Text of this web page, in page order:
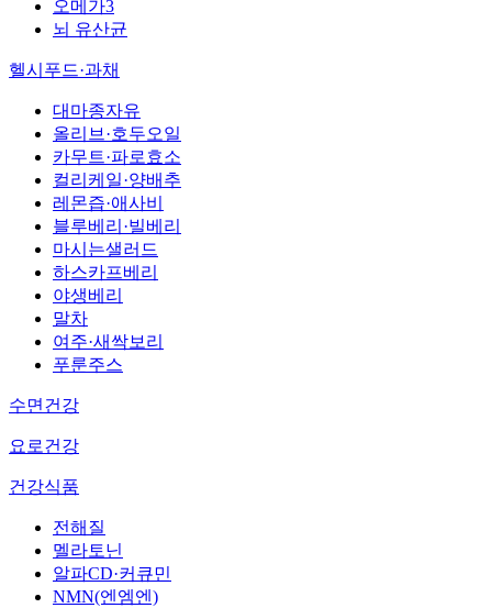
오메가3
뇌 유산균
헬시푸드·과채
대마종자유
올리브·호두오일
카무트·파로효소
컬리케일·양배추
레몬즙·애사비
블루베리·빌베리
마시는샐러드
하스카프베리
야생베리
말차
여주·새싹보리
푸룬주스
수면건강
요로건강
건강식품
전해질
멜라토닌
알파CD·커큐민
NMN(엔엠엔)